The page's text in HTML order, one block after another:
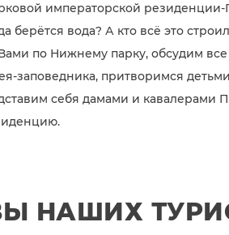
императорской резиденции-
берётся вода? А кто всё это
по Нижнему парку, обсудим
заповедника, притворимся
себя дамами и кавалерами
НАШИХ